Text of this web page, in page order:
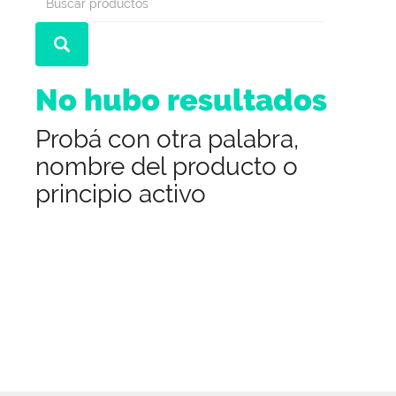
No hubo resultados
Probá con otra palabra,
nombre del producto o
principio activo